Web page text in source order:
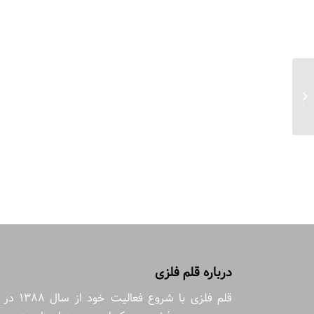
درباره قلم فلزی
قلم فلزی با شروع فعالیت خود از سال 1388 در